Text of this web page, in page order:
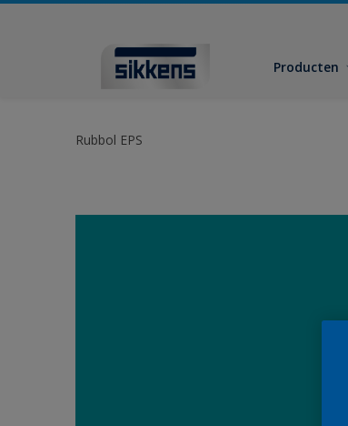
Producten
Rubbol EPS